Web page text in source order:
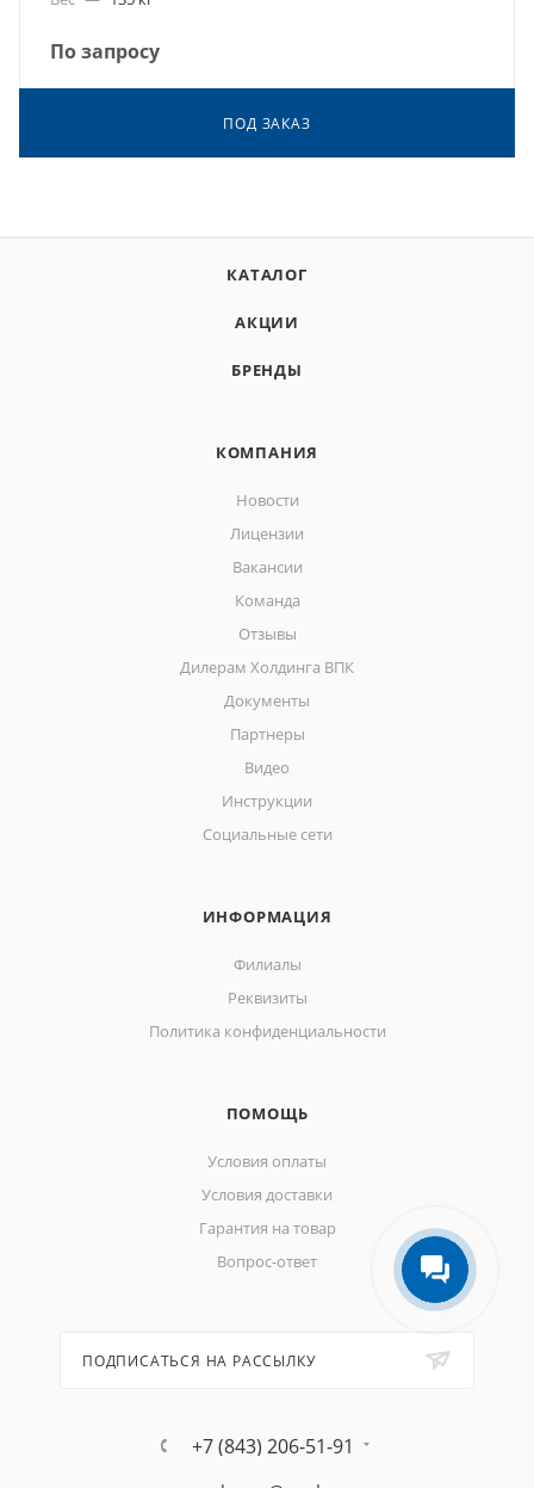
По запросу
ПОД ЗАКАЗ
КАТАЛОГ
АКЦИИ
БРЕНДЫ
КОМПАНИЯ
Новости
Лицензии
Вакансии
Команда
Отзывы
Дилерам Холдинга ВПК
Документы
Партнеры
Видео
Инструкции
Социальные сети
ИНФОРМАЦИЯ
Филиалы
Реквизиты
Политика конфиденциальности
ПОМОЩЬ
Условия оплаты
Условия доставки
Гарантия на товар
Вопрос-ответ
ПОДПИСАТЬСЯ НА РАССЫЛКУ
+7 (843) 206-51-91